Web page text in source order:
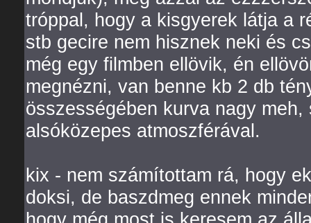
tróppal, hogy a kisgyerek látja a
stb gecire nem hisznek neki és
még egy filmben ellövik, én
megnézni, van benne kb 2 db
összességében kurva nagy
alsóközepes atmoszférával.
kix - nem számítottam rá, hogy
doksi, de baszdmeg ennek